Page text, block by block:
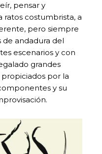
pensar y
ratos costumbrista, a
pero siempre
de andadura del
escenarios y con
grandes
por la
y su